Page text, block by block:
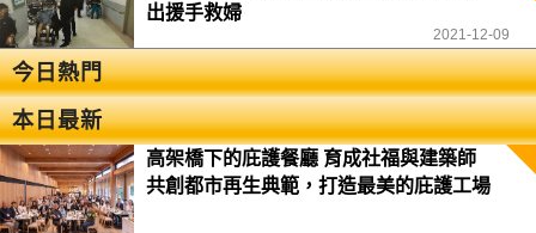
出援手救婦
2021-12-09
今日熱門
本日最新
高架橋下的庇護餐廳 育成社福與建築師
共創都市再生典範，打造最美的庇護工場